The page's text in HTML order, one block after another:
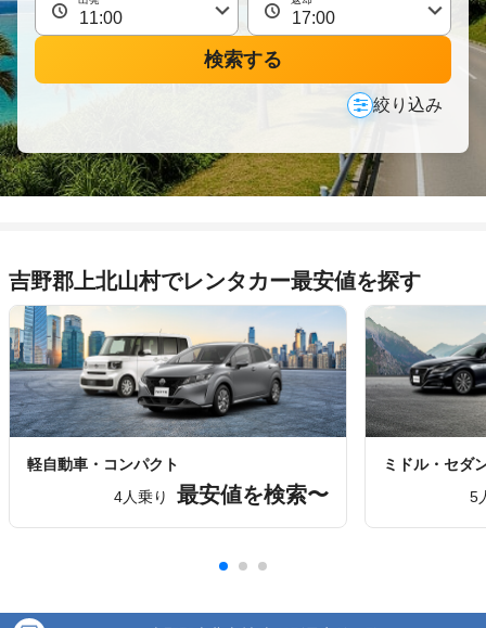
検索する
絞り込み
吉野郡上北山村でレンタカー最安値を探す
軽自動車・コンパクト
4人乗り
最安値を検索〜
ミドル・セダ
5